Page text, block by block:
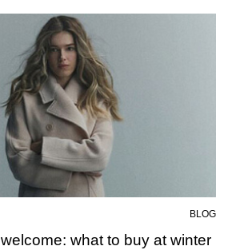
BLOG
what to buy at winter